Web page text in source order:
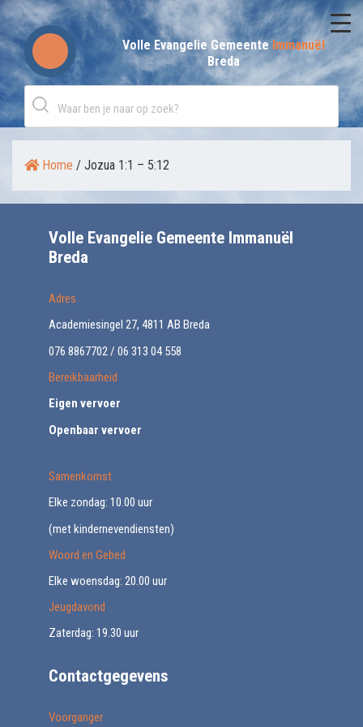
Skip
to
content
Volle Evangelie GemeenteImmanuël
Breda
Home / Jozua 1:1 – 5:12
Volle Evangelie Gemeente Immanuël
Breda
Adres
Academiesingel 27, 4811 AB Breda
076 8867702 / 06 313 04 558
Bereikbaarheid
Eigen vervoer
Openbaar vervoer
Samenkomst
Elke zondag: 10.00 uur
(met kindernevendiensten)
Woord en Gebed
Elke woensdag: 20.00 uur
Jeugdavond
Zaterdag: 19.30 uur
Contactgegevens
Voorganger